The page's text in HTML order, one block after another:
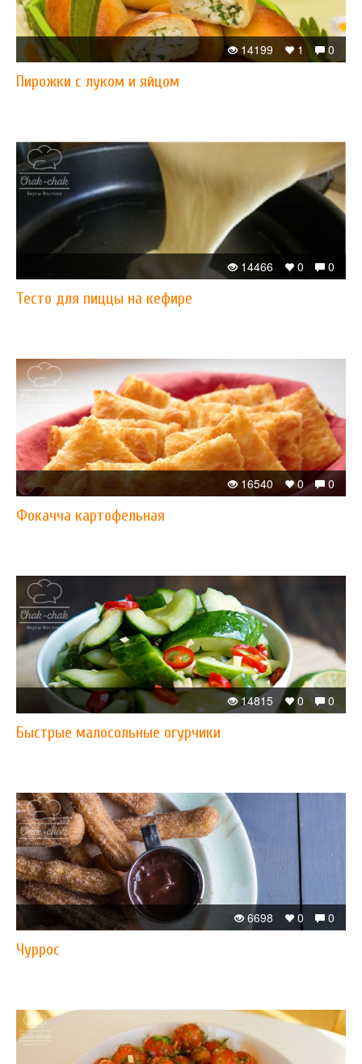
0
1
14199
Пирожки с луком и яйцом
0
0
14466
Тесто для пиццы на кефире
0
0
16540
Фокачча картофельная
0
0
14815
Быстрые малосольные огурчики
0
0
6698
Чуррос